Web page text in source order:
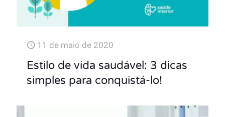
11 de maio de 2020
Estilo de vida saudável: 3 dicas
simples para conquistá-lo!